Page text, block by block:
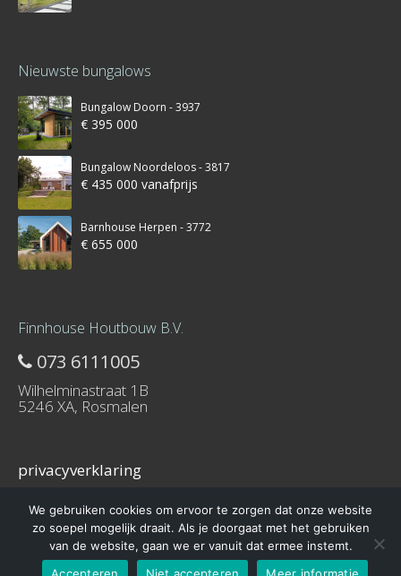
Nieuwste bungalows
Bungalow Doorn - 3937
€ 395 000
Bungalow Noordeloos - 3817
€ 435 000 vanafprijs
Barnhouse Herpen - 3772
€ 655 000
Finnhouse Houtbouw B.V.
073 6111005
Wilhelminastraat 1B
5246 XA, Rosmalen
privacyverklaring
© 2016 – Schuurwoning-bouwen.nl is onderdeel van Finnhouse.nl
We gebruiken cookies om ervoor te zorgen dat onze website
zo soepel mogelijk draait. Als je doorgaat met het gebruiken
van de website, gaan we er vanuit dat ermee instemt.
Accepteren
Niet accepteren Meer informatie